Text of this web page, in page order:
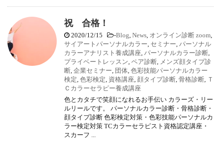
祝 合格！
2020/12/15 -Blog, News, オンライン診断 zoom,
サイアートパーソナルカラー, セミナー, パーソナル
カラーアナリスト養成講座, パーソナルカラー診断,
プライベートレッスン, ペア診断, メンズ顔タイプ診
断, 企業セミナー, 団体, 色彩技能パーソナルカラー
検定, 色彩検定, 資格講座, 顔タイプ診断, 骨格診断, Ｔ
Ｃカラーセラピー養成講座
色とカタチで笑顔になれるお手伝い カラーズ・リー
ルリールです。 パーソナルカラー診断・骨格診断・
顔タイプ診断 色彩検定対策・色彩技能パーソナルカ
ラー検定対策 TCカラーセラピスト資格認定講座・
スカーフ ...